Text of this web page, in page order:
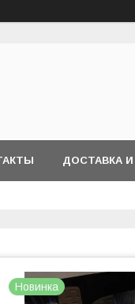
ДОСТАВКА
Новинка